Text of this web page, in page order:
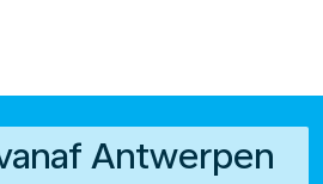
Antwerpen